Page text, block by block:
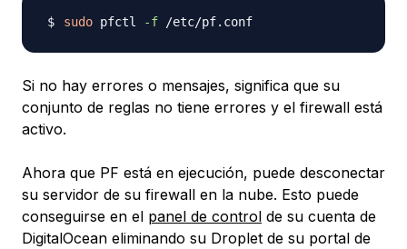
sudo pfctl -f
Si no hay errores o mensajes, significa que su
conjunto de reglas no tiene errores y el firewall está
activo.
Ahora que PF está en ejecución, puede desconectar
su servidor de su firewall en la nube. Esto puede
conseguirse en el panel de control de su cuenta de
DigitalOcean eliminando su Droplet de su portal de